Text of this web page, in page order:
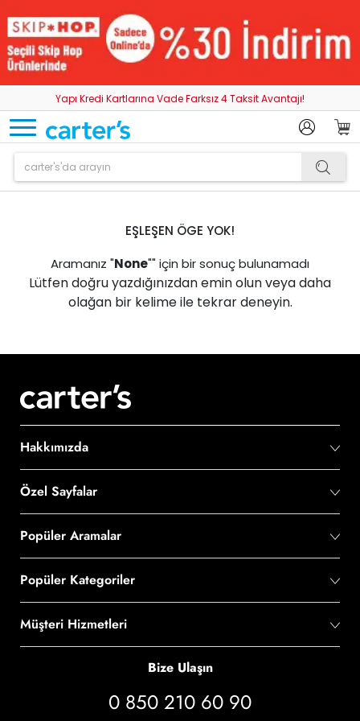
Yapı Kredi Kartlarına Vade Farksız 4 Taksit Avantajı!
EŞLEŞEN ÖGE YOK!
Aramanız "None"" için bir sonuç bulunamadı
Lütfen doğru yazdığınızdan emin olun veya daha
olağan bir kelime ile tekrar deneyin.
Hakkımızda
Özel Sayfalar
Popüler Aramalar
Popüler Kategoriler
Müşteri Hizmetleri
Bize Ulaşın
0 850 210 60 90